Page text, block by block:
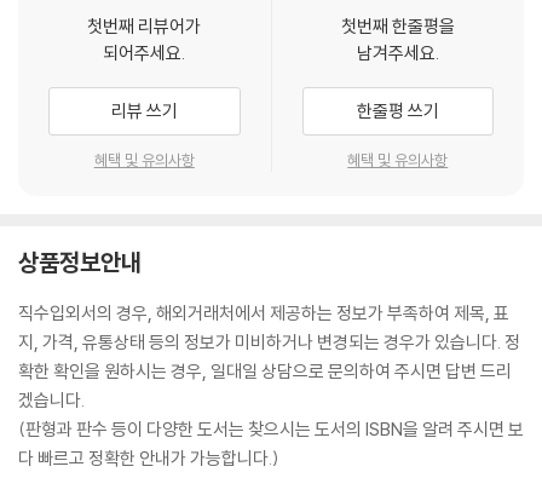
첫번째 리뷰어가
되어주세요.
리뷰 쓰기
혜택 및 유의사항
첫번째 한줄평을
남겨주세요.
한줄평 쓰기
혜택 및 유의사항
상품정보안내
직수입외서의 경우, 해외거래처에서 제공하는 정보가 부족하여 제목, 표
지, 가격, 유통상태 등의 정보가 미비하거나 변경되는 경우가 있습니다. 정
확한 확인을 원하시는 경우, 일대일 상담으로 문의하여 주시면 답변 드리
겠습니다.
(판형과 판수 등이 다양한 도서는 찾으시는 도서의 ISBN을 알려 주시면 보
다 빠르고 정확한 안내가 가능합니다.)